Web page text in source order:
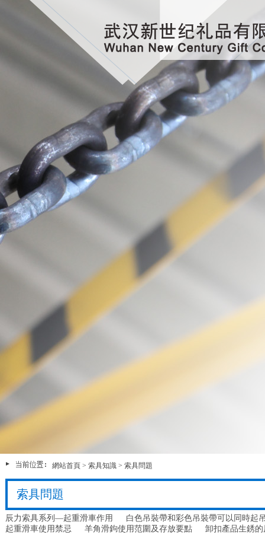
網站首頁 > 索具知識 > 索具問題
索具問題
辰力索具系列—起重滑車作用
白色吊裝帶和彩色吊裝帶可以同時起
起重滑車使用禁忌
羊角滑鉤使用范圍及存放要點 卸扣產品生銹的